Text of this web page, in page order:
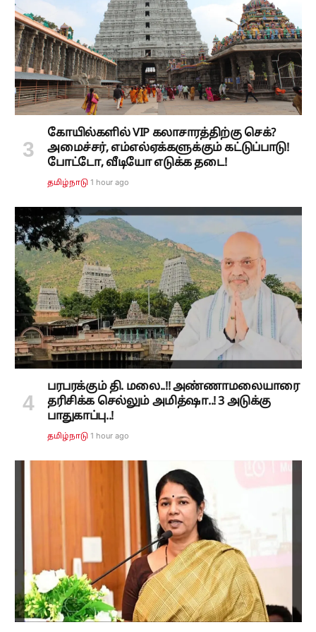
கோயில்களில் VIP கலாசாரத்திற்கு செக்?
அமைச்சர், எம்எல்ஏக்களுக்கும் கட்டுப்பாடு!
போட்டோ, வீடியோ எடுக்க தடை!
தமிழ்நாடு 1 hour ago
பரபரக்கும் தி. மலை..!! அண்ணாமலையாரை
தரிசிக்க செல்லும் அமித்ஷா..! 3 அடுக்கு
பாதுகாப்பு..!
தமிழ்நாடு 1 hour ago